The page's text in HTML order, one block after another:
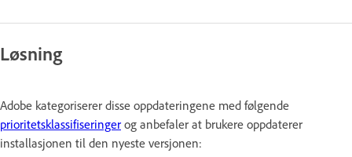
Løsning
Adobe kategoriserer disse oppdateringene med følgende
prioritetsklassifiseringer og anbefaler at brukere oppdaterer
installasjonen til den nyeste versjonen: